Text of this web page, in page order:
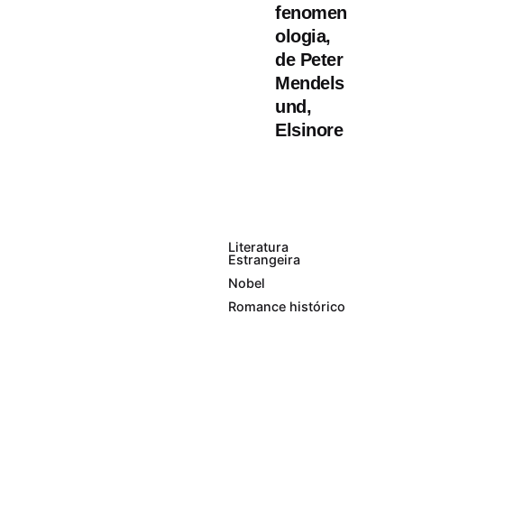
fenomen
ologia,
de Peter
Mendels
und,
Elsinore
9 min de leitura
Noites de
Peste, de
Orhan Pamuk
Volto a Orhan
Literatura
Estrangeira
Nobel
Romance histórico